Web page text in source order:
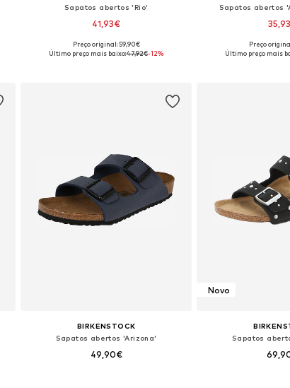
Sapatos abertos 'Rio'
41,93€
Tamanhos disponíveis: 27, 28, 29, 31, 32, 35
Preço original: 59,90€
Último preço mais baixo:47,92€-12%
Sapatos abertos
Tamanhos
Preço
Último preço mais
BIRKENSTOCK
Sapatos abertos 'Arizona'
49,90€
Novo
Sapatos